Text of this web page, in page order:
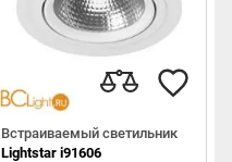
Встраиваемый светильник
Lightstar i91606